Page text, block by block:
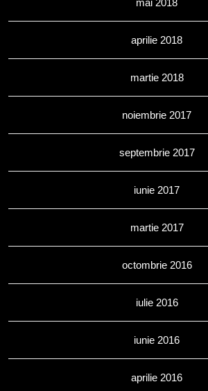
mai 2018
aprilie 2018
martie 2018
noiembrie 2017
septembrie 2017
iunie 2017
martie 2017
octombrie 2016
iulie 2016
iunie 2016
aprilie 2016